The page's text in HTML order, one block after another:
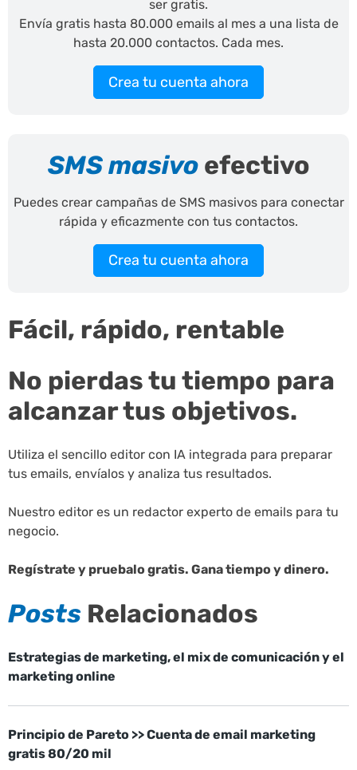
ser gratis.
Envía gratis hasta 80.000 emails al mes a una lista de
hasta 20.000 contactos. Cada mes.
Crea tu cuenta ahora
SMS masivoefectivo
Puedes crear campañas de SMS masivos para conectar
rápida y eficazmente con tus contactos.
Crea tu cuenta ahora
Fácil, rápido, rentable
No pierdas tu tiempo para
alcanzar tus objetivos.
Utiliza el sencillo editor con IA integrada para preparar
tus emails, envíalos y analiza tus resultados.
Nuestro editor es un redactor experto de emails para tu
negocio.
Regístrate y pruebalo gratis. Gana tiempo y dinero.
Posts Relacionados
Estrategias de marketing, el mix de comunicación y el
marketing online
Principio de Pareto >> Cuenta de email marketing
gratis 80/20 mil